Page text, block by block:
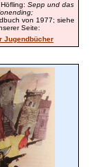
Sepp und das
von 1977; siehe
Seite:
Jugendbücher